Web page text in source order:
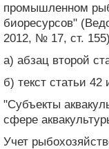
промышленном
биоресурсов"
2012, № 17, ст.
а) абзац второй
б) текст статьи
"Субъекты
сфере
Учет